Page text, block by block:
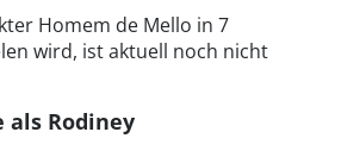
Homem de Mello in 7
wird, ist aktuell noch nicht
als Rodiney